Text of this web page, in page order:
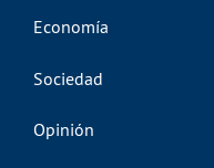
Economía
Sociedad
Opinión